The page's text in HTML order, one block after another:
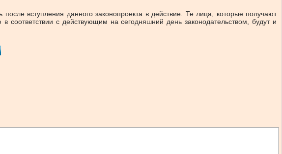
вступления данного законопроекта в действие. Те лица, которые получают
соответствии с действующим на сегодняшний день законодательством, будут и